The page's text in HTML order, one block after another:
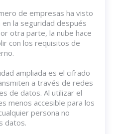
de empresas ha visto
la seguridad después
otra parte, la nube hace
con los requisitos de
ampliada es el cifrado
a través de redes
de datos. Al utilizar el
menos accesible para los
persona no
datos.